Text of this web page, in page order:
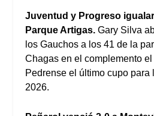
Juventud y Progreso
Parque Artigas. Gary Silva
los Gauchos a los 41 de la
Chagas en el complemento el
Pedrense el último cupo
2026.